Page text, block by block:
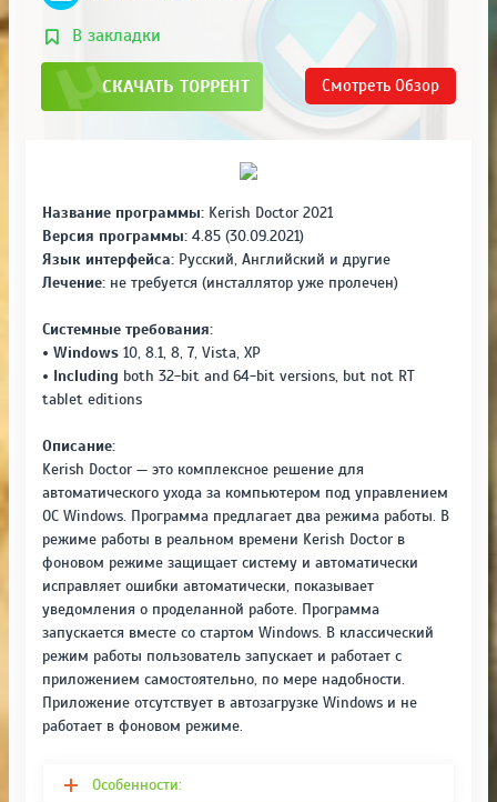
В закладки
СКАЧАТЬ ТОРРЕНТ Смотреть Обзор
Название программы: Kerish Doctor 2021
Версия программы: 4.85 (30.09.2021)
Язык интерфейса: Русский, Английский и другие
Лечение: не требуется (инсталлятор уже пролечен)
Системные требования:
• Windows 10, 8.1, 8, 7, Vista, XP
• Including both 32-bit and 64-bit versions, but not RT
tablet editions
Описание:
Kerish Doctor — это комплексное решение для
автоматического ухода за компьютером под управлением
ОС Windows. Программа предлагает два режима работы. В
режиме работы в реальном времени Kerish Doctor в
фоновом режиме защищает систему и автоматически
исправляет ошибки автоматически, показывает
уведомления о проделанной работе. Программа
запускается вместе со стартом Windows. В классический
режим работы пользователь запускает и работает с
приложением самостоятельно, по мере надобности.
Приложение отсутствует в автозагрузке Windows и не
работает в фоновом режиме.
Особенности: